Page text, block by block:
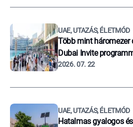
UAE, UTAZÁS, ÉLETMÓD
Több mint háromezer
Dubai Invite
2026. 07. 22
UAE, UTAZÁS, ÉLETMÓD
Hatalmas gyalogos